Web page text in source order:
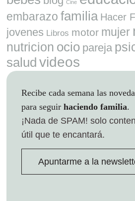
Cine
embarazo familia Hacer
jovenes Libros motor mujer
nutricion ocio pareja
salud videos
Recibe cada semana las
para seguir haciendo familia.
¡Nada de SPAM! solo
útil que te encantará.
Apuntarme a la